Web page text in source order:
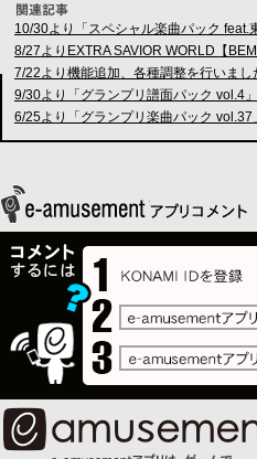
10/30より「スペシャル楽曲パック
8/27よりEXTRA SAVIOR WORLD【
7/22より機能追加、各種調整を行いまし
9/30より「グランプリ譜面パック vol.4
6/25より「グランプリ楽曲パック vol.37